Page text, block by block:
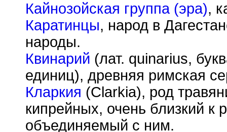
Кайнозойская группа (эра),
Каратинцы, народ в
народы.
Квинарий (лат. quinarius,
единиц), древняя римская
Кларкия (Clarkia), род
кипрейных, очень близкий к
объединяемый с ним.